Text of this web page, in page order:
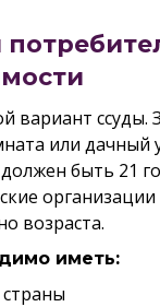
вариант ссуды.
или дачный
быть 21
возраста.
иметь: